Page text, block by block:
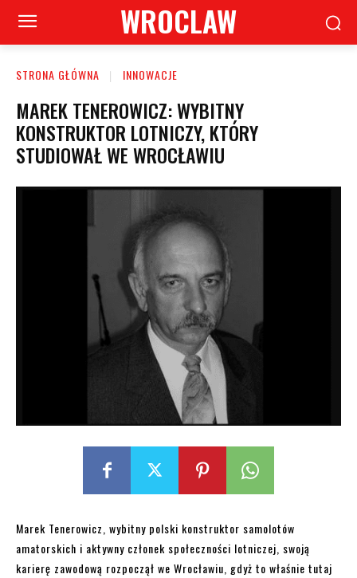
WROCLAW
STRONA GŁÓWNA INNOWACJE
MAREK TENEROWICZ: WYBITNY
KONSTRUKTOR LOTNICZY, KTÓRY
STUDIOWAŁ WE WROCŁAWIU
Marek Tenerowicz, wybitny polski konstruktor samolotów
amatorskich i aktywny członek społeczności lotniczej, swoją
karierę zawodową rozpoczął we Wrocławiu, gdyż to właśnie tutaj